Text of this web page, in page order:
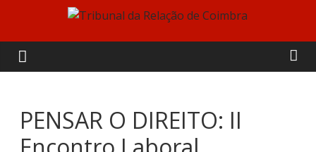
content
Tribunal
da
Relação
PENSAR O DIREITO: II